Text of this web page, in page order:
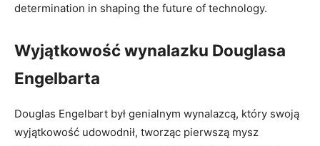
determination in shaping the future of technology.
Wyjątkowość wynalazku Douglasa⁢
Engelbarta
Douglas Engelbart był genialnym wynalazcą, który swoją
wyjątkowość udowodnił, tworząc pierwszą mysz